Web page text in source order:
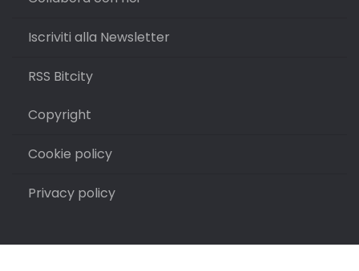
Iscriviti alla Newsletter
RSS Bitcity
Copyright
Cookie policy
Privacy policy